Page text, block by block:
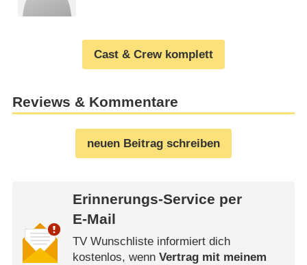
Cast & Crew komplett
Reviews & Kommentare
neuen Beitrag schreiben
Erinnerungs-Service per
E-Mail
TV Wunschliste informiert dich
kostenlos, wenn Vertrag mit meinem